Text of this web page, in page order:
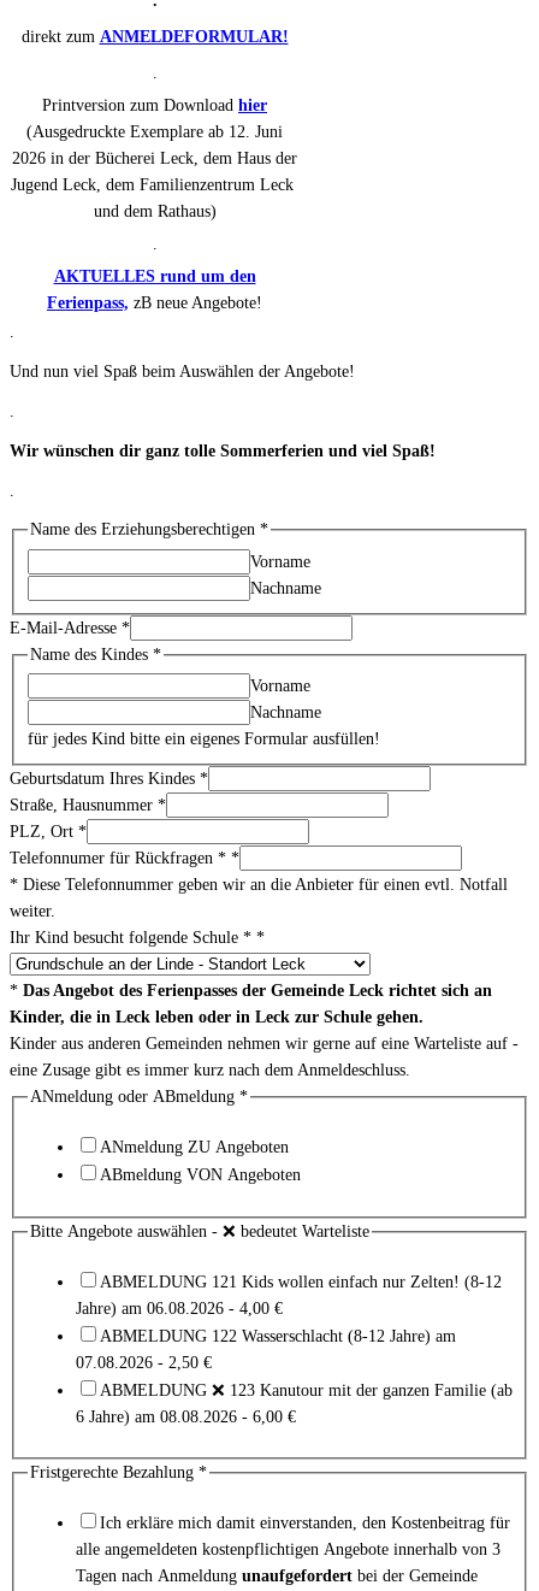
direkt zum ANMELDEFORMULAR!
Printversion zum Download hier
(Ausgedruckte Exemplare ab 12. Juni
2026 in der Bücherei Leck, dem Haus der
Jugend Leck, dem Familienzentrum Leck
und dem Rathaus)
AKTUELLES rund um den
Ferienpass, zB neue Angebote!
Und nun viel Spaß beim Auswählen der Angebote!
Wir wünschen dir ganz tolle Sommerferien und viel Spaß!
Name des Erziehungsberechtigen *
Vorname
Nachname
E-Mail-Adresse *
Name des Kindes *
Vorname
Nachname
für jedes Kind bitte ein eigenes Formular ausfüllen!
Geburtsdatum Ihres Kindes *
Straße, Hausnummer *
PLZ, Ort *
Telefonnumer für Rückfragen * *
* Diese Telefonnummer geben wir an die Anbieter für einen evtl. Notfall
weiter.
Ihr Kind besucht folgende Schule * *
* Das Angebot des Ferienpasses der Gemeinde Leck richtet sich an
Kinder, die in Leck leben oder in Leck zur Schule gehen.
Kinder aus anderen Gemeinden nehmen wir gerne auf eine Warteliste auf -
eine Zusage gibt es immer kurz nach dem Anmeldeschluss.
ANmeldung oder ABmeldung *
ANmeldung ZU Angeboten
ABmeldung VON Angeboten
Bitte Angebote auswählen - ❌ bedeutet Warteliste
ABMELDUNG 121 Kids wollen einfach nur Zelten! (8-12
Jahre) am 06.08.2026 - 4,00 €
ABMELDUNG 122 Wasserschlacht (8-12 Jahre) am
07.08.2026 - 2,50 €
ABMELDUNG ❌ 123 Kanutour mit der ganzen Familie (ab
6 Jahre) am 08.08.2026 - 6,00 €
Fristgerechte Bezahlung *
Ich erkläre mich damit einverstanden, den Kostenbeitrag für
alle angemeldeten kostenpflichtigen Angebote innerhalb von 3
Tagen nach Anmeldung unaufgefordertbei der Gemeinde